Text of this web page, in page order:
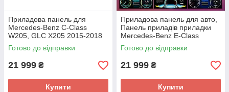
Приладова панель для
Mercedes-Benz C-Class
W205, GLC X205 2015-2018
12.3"
Готово до відправки
21 999 ₴
Купити
Приладова панель для авто,
Панель приладів приладки
Mercedes-Benz E-Class
(W212) 2014-2015 NTG,
цифрова LCD MBUX
Готово до відправки
21 999 ₴
Купити